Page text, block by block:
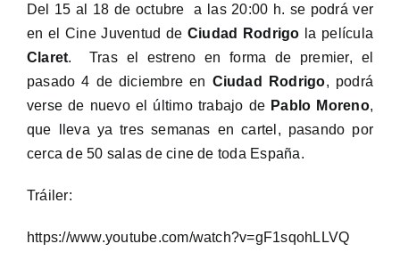
Del 15 al 18 de octubre a las 20:00 h. se podrá ver
en el Cine Juventud de Ciudad Rodrigo la película
Claret. Tras el estreno en forma de premier, el
pasado 4 de diciembre en Ciudad Rodrigo, podrá
verse de nuevo el último trabajo de Pablo Moreno,
que lleva ya tres semanas en cartel, pasando por
cerca de 50 salas de cine de toda España.
Tráiler:
https://www.youtube.com/watch?v=gF1sqohLLVQ